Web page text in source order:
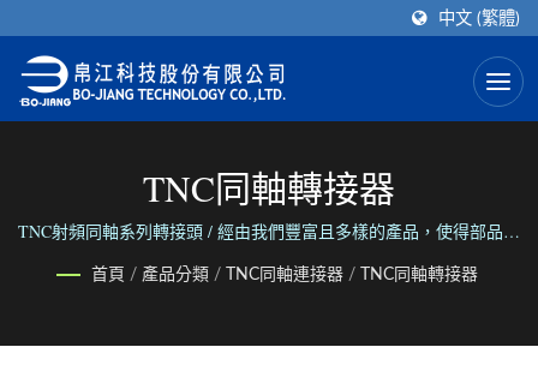
中文 (繁體)
TNC同軸轉接器
TNC射頻同軸系列轉接頭 / 經由我們豐富且多樣的產品，使得部品之
間得以連接。 透過我們可靠且彈性的服務，使得人們之間得以聯
繫。
首頁 / 產品分類 / TNC同軸連接器 / TNC同軸轉接器